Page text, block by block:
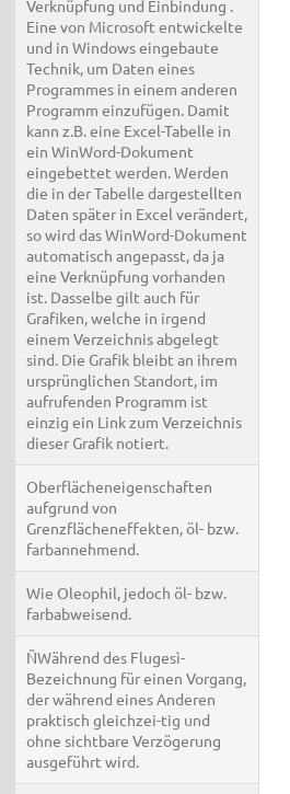
Verknüpfung und Einbindung .
Eine von Microsoft entwickelte
und in Windows eingebaute
Technik, um Daten eines
Programmes in einem anderen
Programm einzufügen. Damit
kann z.B. eine Excel-Tabelle in
ein WinWord-Dokument
eingebettet werden. Werden
die in der Tabelle dargestellten
Daten später in Excel verändert,
so wird das WinWord-Dokument
automatisch angepasst, da ja
eine Verknüpfung vorhanden
ist. Dasselbe gilt auch für
Grafiken, welche in irgend
einem Verzeichnis abgelegt
sind. Die Grafik bleibt an ihrem
ursprünglichen Standort, im
aufrufenden Programm ist
einzig ein Link zum Verzeichnis
dieser Grafik notiert.
Oberflächeneigenschaften
aufgrund von
Grenzflächeneffekten, öl- bzw.
farbannehmend.
Wie Oleophil, jedoch öl- bzw.
farbabweisend.
ÑWährend des Flugesì-
Bezeichnung für einen Vorgang,
der während eines Anderen
praktisch gleichzei-tig und
ohne sichtbare Verzögerung
ausgeführt wird.